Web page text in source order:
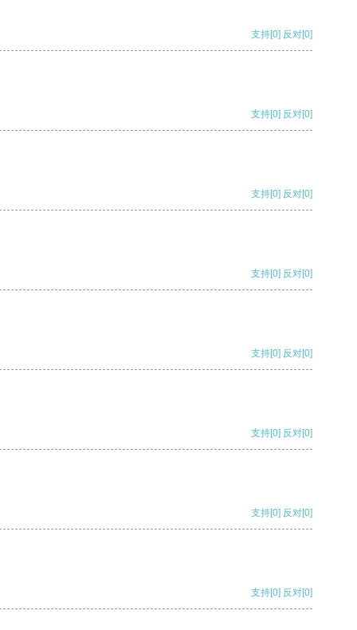
支持[0] 反对[0]
支持[0] 反对[0]
支持[0] 反对[0]
支持[0] 反对[0]
支持[0] 反对[0]
支持[0] 反对[0]
支持[0] 反对[0]
支持[0] 反对[0]